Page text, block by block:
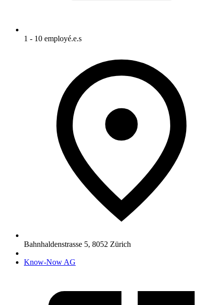
1 - 10 employé.e.s
Bahnhaldenstrasse 5, 8052 Zürich
Know-Now AG